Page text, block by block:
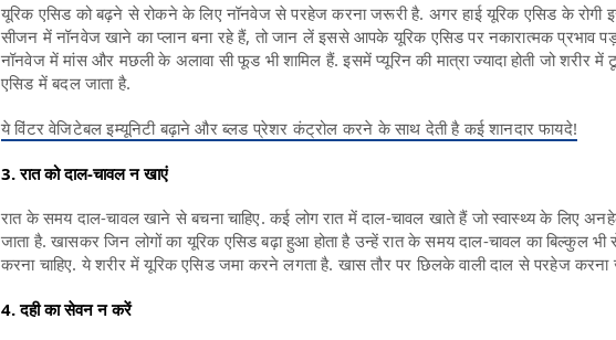
यूरिक एसिड को बढ़ने से रोकने के लिए नॉनवेज से परहेज करना जरूरी है. अगर हाई यूरिक एसिड के रोगी इस
सीजन में नॉनवेज खाने का प्लान बना रहे हैं, तो जान लें इससे आपके यूरिक एसिड पर नकारात्मक प्रभाव
नॉनवेज में मांस और मछली के अलावा सी फूड भी शामिल हैं. इसमें प्यूरिन की मात्रा ज्यादा होती जो शरीर
एसिड में बदल जाता है.
ये विंटर वेजिटेबल इम्यूनिटी बढ़ाने और ब्लड प्रेशर कंट्रोल करने के साथ देती है कई शानदार फायदे!
3. रात को दाल-चावल न खाएं
रात के समय दाल-चावल खाने से बचना चाहिए. कई लोग रात में दाल-चावल खाते हैं जो स्वास्थ्य के लिए
जाता है. खासकर जिन लोगों का यूरिक एसिड बढ़ा हुआ होता है उन्हें रात के समय दाल-चावल का बिल्कुल भी
करना चाहिए. ये शरीर में यूरिक एसिड जमा करने लगता है. खास तौर पर छिलके वाली दाल से परहेज करना
4. दही का सेवन न करें